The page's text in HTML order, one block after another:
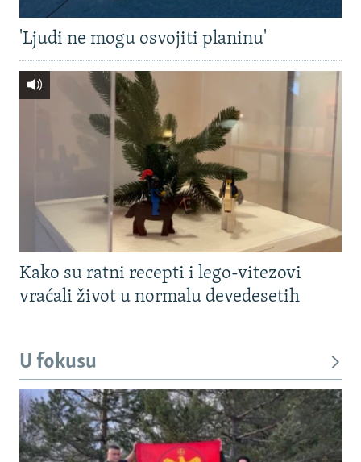
'Ljudi ne mogu osvojiti planinu'
Kako su ratni recepti i lego-vitezovi
vraćali život u normalu devedesetih
U fokusu